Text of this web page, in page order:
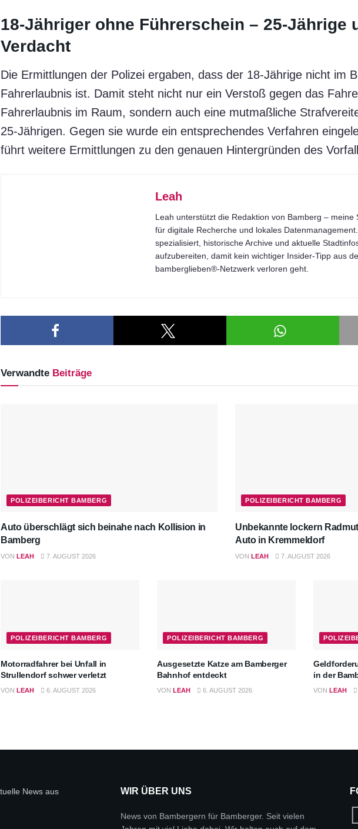
18-Jähriger ohne Führerschein – 25-Jährige
Verdacht
Die Ermittlungen der Polizei ergaben, dass der 18-Jährige nicht im
Fahrerlaubnis ist. Damit steht nicht nur ein Verstoß gegen das
Fahrerlaubnis im Raum, sondern auch eine mutmaßliche
25-Jährigen. Gegen sie wurde ein entsprechendes Verfahren
führt weitere Ermittlungen zu den genauen Hintergründen des
Leah
Leah unterstützt die Redaktion von Bamberg – meine
für digitale Recherche und lokales
spezialisiert, historische Archive und aktuelle
aufzubereiten, damit kein wichtiger Insider-Tipp aus
bamberglieben®-Netzwerk verloren geht.
Verwandte Beiträge
POLIZEIBERICHT BAMBERG
Auto überschlägt sich beinahe nach Kollision in
Bamberg
VON LEAH 7. AUGUST 2026
POLIZEIBERICHT BAMBERG
Unbekannte lockern
Auto in Kremmeldorf
VON LEAH 7. AUGUST 2026
POLIZEIBERICHT BAMBERG
Motorradfahrer bei Unfall in
Strullendorf schwer verletzt
VON LEAH 6. AUGUST 2026
POLIZEIBERICHT BAMBERG
Ausgesetzte Katze am Bamberger
Bahnhof entdeckt
VON LEAH 6. AUGUST 2026
in der
VON LEAH
WIR ÜBER UNS
News von Bambergern für Bamberger. Seit vielen